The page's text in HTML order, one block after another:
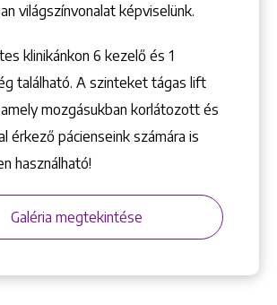
világszínvonalat képviselünk.
klinikánkon 6 kezelő ­és 1
található. A szinteket tágas lift
mozgásukban korlátozott és
érkező pácienseink számára is
használható!
Galéria megtekintése